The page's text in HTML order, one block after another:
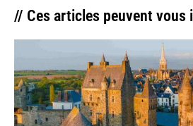
// Ces articles peuvent vous